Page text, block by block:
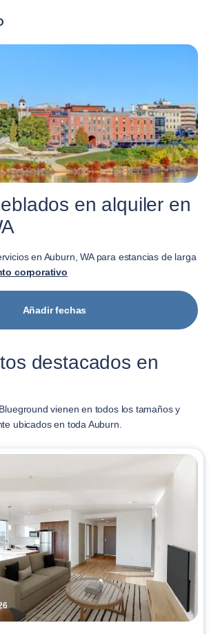
en alquiler en
en Auburn, WA para estancias de larga
corporativo
Añadir fechas
destacados en
vienen en todos los tamaños y
ubicados en toda Auburn.